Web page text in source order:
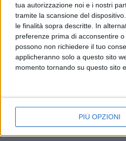
tua autorizzazione noi e i nostri
tramite la scansione del
le finalità sopra descritte. In
preferenze prima di acconsentire
possono non richiedere il tuo
applicheranno solo a questo sito
momento tornando su questo sito
PIÙ OPZIONI
tema